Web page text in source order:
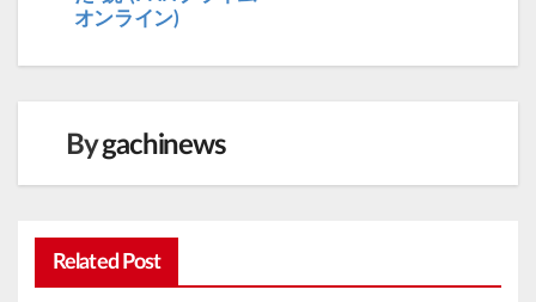
ゲ
ー
ョ
オンライン)
Bygachinews
Related Post